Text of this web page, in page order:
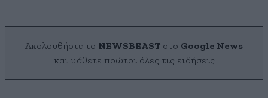
Ακολουθήστε το NEWSBEAST στο Google News
και μάθετε πρώτοι όλες τις ειδήσεις